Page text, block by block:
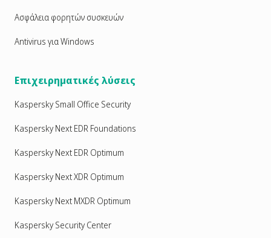
Ασφάλεια φορητών συσκευών
Antivirus για Windows
Επιχειρηματικές λύσεις
Kaspersky Small Office Security
Kaspersky Next EDR Foundations
Kaspersky Next EDR Optimum
Kaspersky Next XDR Optimum
Kaspersky Next MXDR Optimum
Kaspersky Security Center